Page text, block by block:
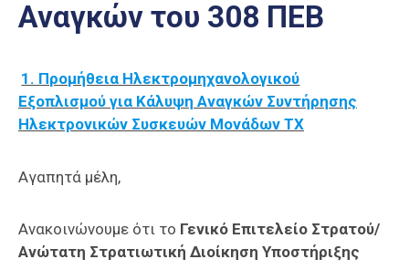
Αναγκών του 308 ΠΕΒ
1. Προμήθεια Ηλεκτρομηχανολογικού
Εξοπλισμού για Κάλυψη Αναγκών Συντήρησης
Ηλεκτρονικών Συσκευών Μονάδων ΤΧ
Αγαπητά μέλη,
Ανακοινώνουμε ότι το Γενικό Επιτελείο Στρατού/
Ανώτατη Στρατιωτική Διοίκηση Υποστήριξης